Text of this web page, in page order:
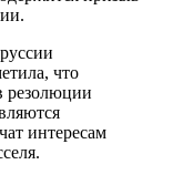
что
резолюции
интересам